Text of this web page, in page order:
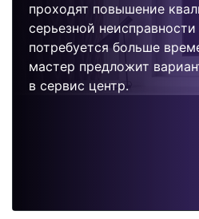
проходят повышение
серьезной
потребуется больше
мастер предложит
в сервис центр.